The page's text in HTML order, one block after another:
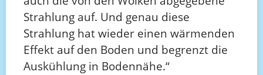
Strahlung auf. Und genau diese
Strahlung hat wieder einen wärmenden
Effekt auf den Boden und begrenzt die
Auskühlung in Bodennähe.“